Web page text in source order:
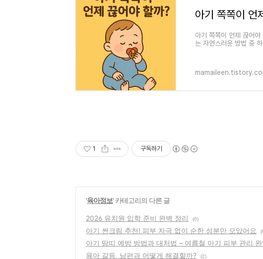
아기 쪽쪽이 언제 끊어
는 자연스러운 방법 중
1 구독하기
'육아정보' 카테고리의 다른 글
2026 유치원 입학 준비 완벽 정리 (0)
아기 썬크림 추천! 피부 자극 없이 순한 성분만 모았어요
아기 땀띠 예방 방법과 대처법 – 여름철 아기 피부 관리
육아 갈등, 남편과 어떻게 해결할까? (2)